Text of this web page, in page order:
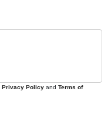
Privacy Policy and Terms of